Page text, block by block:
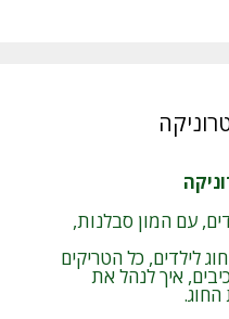
עם המון סבלנות,
לילדים, כל הטריקים
איך לנהל את